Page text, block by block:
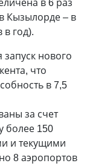
Кызылорде – в
год).
нового
что
в 7,5
за счет
более 150
и текущими
8 аэропортов